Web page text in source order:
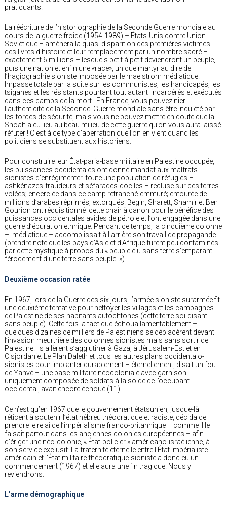
pratiquants.
La réécriture de l’historiographie de la Seconde Guerre mondiale au
cours de la guerre froide (1954-1989) – États-Unis contre Union
Soviétique ­– amènera la quasi disparition des premières victimes
des livres d’histoire et leur remplacement par un nombre sacré –
exactement 6 millions – lesquels petit à petit deviendront un peuple,
puis une nation et enfin une «race», unique martyr au dire de
l’hagiographie sioniste imposée par le maelstrom médiatique.
Impasse totale par la suite sur les communistes, les handicapés, les
tsiganes et les résistants pourtant tout autant incarcérés et exécutés
dans ces camps de la mort ! En France, vous pouvez nier
l’authenticité de la Seconde Guerre mondiale sans être inquiété par
les forces de sécurité, mais vous ne pouvez mettre en doute que la
Shoah a eu lieu au beau milieu de cette guerre qu’on vous aura laissé
réfuter ! C’est à ce type d’aberration que l’on en vient quand les
politiciens se substituent aux historiens.
Pour construire leur État-paria-base militaire en Palestine occupée,
les puissances occidentales ont donné mandat aux malfrats
sionistes d’enrégimenter toute une population de réfugiés –
ashkénazes-fraudeurs et séfarades-dociles – recluse sur ces terres
volées; encerclée dans ce camp retranché-emmuré; entourée de
millions d’arabes réprimés, extorqués. Begin, Sharett, Shamir et Ben
Gourion ont réquisitionné cette chair à canon pour le bénéfice des
puissances occidentales avides de pétrole et l’ont engagée dans une
guerre d’épuration ethnique. Pendant ce temps, la cinquième colonne
– médiatique – accomplissait à l’arrière son travail de propagande
(prendre note que les pays d’Asie et d’Afrique furent peu contaminés
par cette mystique à propos du « peuple élu sans terre s’emparant
férocement d’une terre sans peuple! »).
Deuxième occasion ratée
En 1967, lors de la Guerre des six jours, l’armée sioniste surarmée fit
une deuxième tentative pour nettoyer les villages et les campagnes
de Palestine de ses habitants autochtones (cette terre soi-disant
sans peuple). Cette fois la tactique échoua lamentablement –
quelques dizaines de milliers de Palestiniens se déplacèrent devant
l’invasion meurtrière des colonnes sionistes mais sans sortir de
Palestine. Ils allèrent s’agglutiner à Gaza, à Jérusalem-Est et en
Cisjordanie. Le Plan Daleth et tous les autres plans occidentalo-
sionistes pour implanter durablement – éternellement, disait un fou
de Yahvé – une base militaire néocoloniale avec garnison
uniquement composée de soldats à la solde de l’occupant
occidental, avait encore échoué (11).
Ce n’est qu’en 1967 que le gouvernement étatsunien, jusque-là
réticent à soutenir l’état hébreu théocratique et raciste, décida de
prendre le relai de l’impérialisme franco-britannique – comme il le
faisait partout dans les anciennes colonies européennes – afin
d’ériger une néo-colonie, « État-policier » américano-israélienne, à
son service exclusif. La fraternité éternelle entre l’État impérialiste
américain et l’État militaire-théocratique-sioniste a donc eu un
commencement (1967) et elle aura une fin tragique. Nous y
reviendrons.
L’arme démographique